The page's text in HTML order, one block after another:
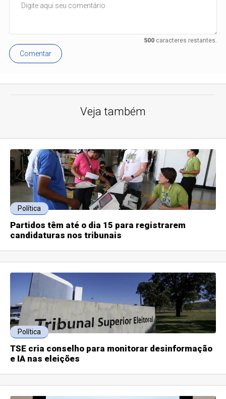
500caracteres restantes.
Comentar
Veja também
Política
Partidos têm até o dia 15 para registrarem
candidaturas nos tribunais
Política
TSE cria conselho para monitorar desinformação
e IA nas eleições